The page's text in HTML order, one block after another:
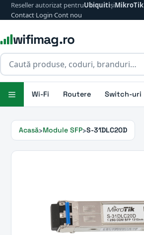
Reseller autorizat pentruUbiquitișiMikroTik
Contact·Login·Cont nou
wifimag.ro
Wi-Fi Routere Switch-uri
Acasă Module SFP S-31DLC20D